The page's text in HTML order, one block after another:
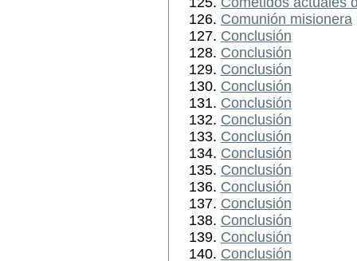
Comunión misionera
Conclusión
Conclusión
Conclusión
Conclusión
Conclusión
Conclusión
Conclusión
Conclusión
Conclusión
Conclusión
Conclusión
Conclusión
Conclusión
Conclusión